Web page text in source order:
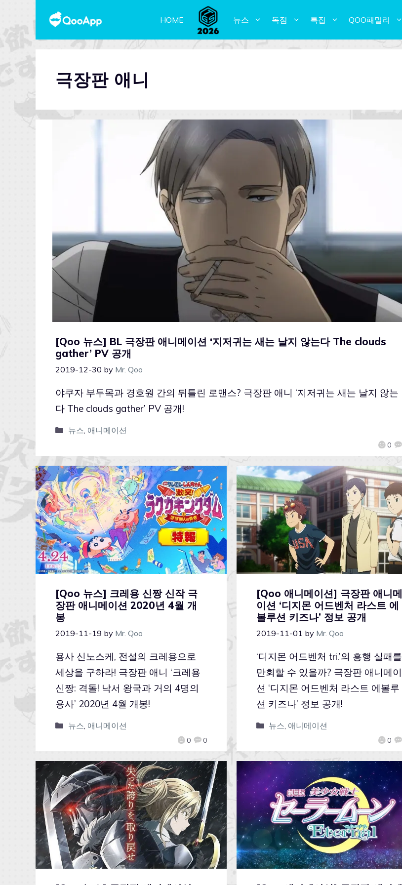
HOME 뉴스 독점 특집 QOO패밀리
극장판 애니
[Qoo 뉴스] BL 극장판 애니메이션 ‘지저귀는 새는 날지 않는다 The clouds
gather’ PV 공개
2019-12-30 by Mr. Qoo
0
야쿠자 부두목과 경호원 간의 뒤틀린 로맨스? 극장판 애니 ‘지저귀는 새는 날지 않는
다 The clouds gather’ PV 공개!
뉴스, 애니메이션
[Qoo 뉴스] 크레용 신짱 신작 극
장판 애니메이션 2020년 4월 개
봉
2019-11-19 by Mr. Qoo
0 0
용사 신노스케, 전설의 크레용으로
세상을 구하라! 극장판 애니 ‘크레용
신짱: 격돌! 낙서 왕국과 거의 4명의
용사’ 2020년 4월 개봉!
뉴스 애니메이션
[Qoo 애니메이션] 극장판 애니메
이션 ‘디지몬 어드벤처 라스트 에
볼루션 키즈나’ 정보 공개
2019-11-01 by Mr. Qoo
0
‘디지몬 어드벤처 tri.’의 흥행 실패를
만회할 수 있을까? 극장판 애니메이
션 ‘디지몬 어드벤처 라스트 에볼루
션 키즈나’ 정보 공개!
뉴스 애니메이션